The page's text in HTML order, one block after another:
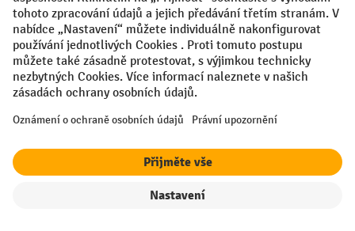
Robustní konstrukce a snadná obsluha pro
každodenní manipulaci s paletami ve firmě
Prohlédnout akční nabídku